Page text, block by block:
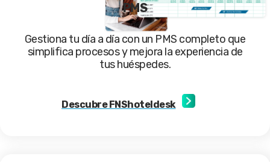
PMS
Gestiona tu día a día con un PMS completo que
simplifica procesos y mejora la experiencia de
tus huéspedes.
Descubre FNShoteldesk